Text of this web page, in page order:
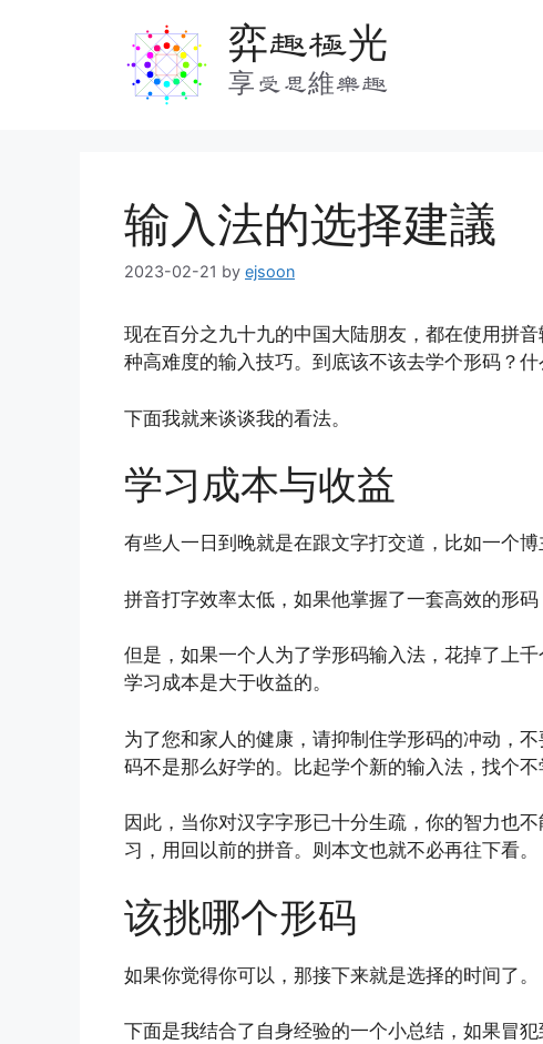
弈趣極光
享受思維樂趣
输入法的选择建議
2023-02-21 by ejsoon
现在百分之九十九的中国大陆朋友，都在使用拼
种高难度的输入技巧。到底该不该去学个形码？
下面我就来谈谈我的看法。
学习成本与收益
有些人一日到晚就是在跟文字打交道，比如一个
拼音打字效率太低，如果他掌握了一套高效的形
但是，如果一个人为了学形码输入法，花掉了上
学习成本是大于收益的。
为了您和家人的健康，请抑制住学形码的冲动，
码不是那么好学的。比起学个新的输入法，找个
因此，当你对汉字字形已十分生疏，你的智力也
习，用回以前的拼音。则本文也就不必再往下看。
该挑哪个形码
如果你觉得你可以，那接下来就是选择的时间了。
下面是我结合了自身经验的一个小总结，如果冒